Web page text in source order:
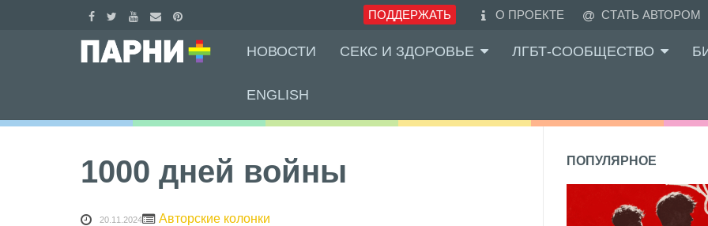
ПОДДЕРЖАТЬ О ПРОЕКТЕ СТАТЬ АВТОРОМ
НОВОСТИ СЕКС И ЗДОРОВЬЕ ЛГБТ-СООБЩЕСТВО
ENGLISH
1000 дней войны
20.11.2024 Авторские колонки
ПОПУЛЯРНОЕ